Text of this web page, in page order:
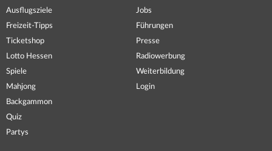
Ausflugsziele
Freizeit-Tipps
Ticketshop
Lotto Hessen
Spiele
Mahjong
Backgammon
Quiz
Partys
Jobs
Führungen
Presse
Radiowerbung
Weiterbildung
Login